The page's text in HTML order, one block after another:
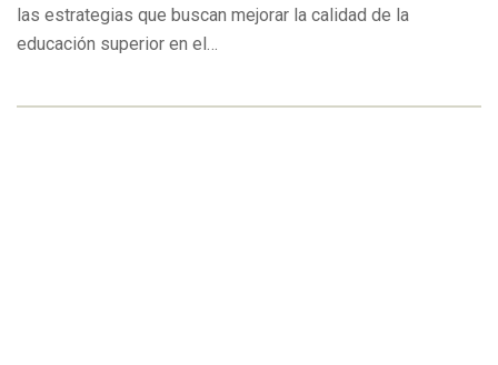
las estrategias que buscan mejorar la calidad de la
educación superior en el…